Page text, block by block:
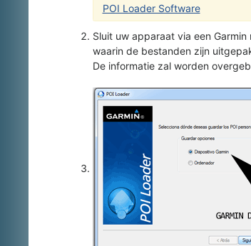
POI Loader Software
Sluit uw apparaat via een
waarin de bestanden zijn
De informatie zal worden